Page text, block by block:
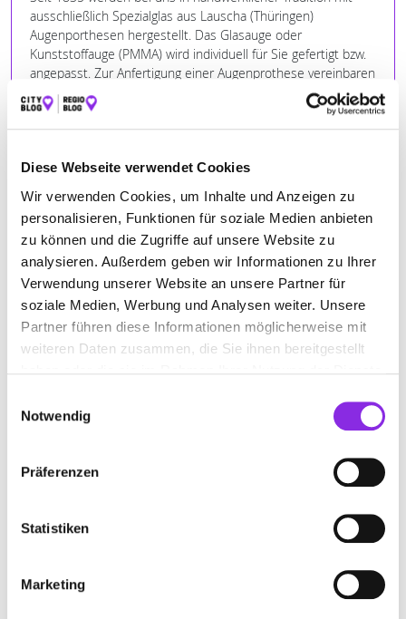
Diese Webseite verwendet Cookies
Wir verwenden Cookies, um Inhalte und Anzeigen zu
personalisieren, Funktionen für soziale Medien anbieten
zu können und die Zugriffe auf unsere Website zu
analysieren. Außerdem geben wir Informationen zu Ihrer
Verwendung unserer Website an unsere Partner für
soziale Medien, Werbung und Analysen weiter. Unsere
Partner führen diese Informationen möglicherweise mit
weiteren Daten zusammen, die Sie ihnen bereitgestellt
Notwendig
Präferenzen
Statistiken
Marketing
ausschließlich Spezialglas aus Lauscha (Thüringen)
Augenporthesen hergestellt. Das Glasauge oder
Kunststoffauge (PMMA) wird individuell für Sie gefertigt bzw.
angepasst. Zur Anfertigung einer Augenprothese vereinbaren
Sie bitte einen Termin mit unseren Ocularisten
(Augenkünstler).
BEWERTUNGEN
★★★★★